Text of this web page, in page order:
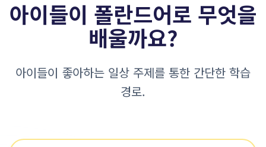
아이들이 폴란드어로 무엇을
배울까요?
아이들이 좋아하는 일상 주제를 통한 간단한 학습
경로.